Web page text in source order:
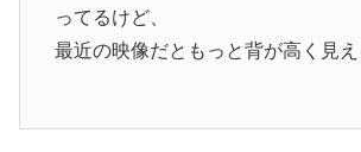
ってるけど、
最近の映像だともっと背が高く見え